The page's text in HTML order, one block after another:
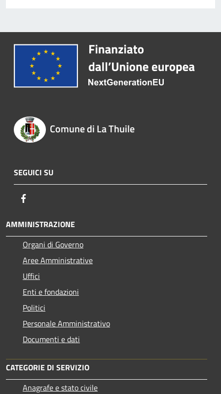
Comune di La Thuile
SEGUICI SU
AMMINISTRAZIONE
Organi di Governo
Aree Amministrative
Uffici
Enti e fondazioni
Politici
Personale Amministrativo
Documenti e dati
CATEGORIE DI SERVIZIO
Anagrafe e stato civile